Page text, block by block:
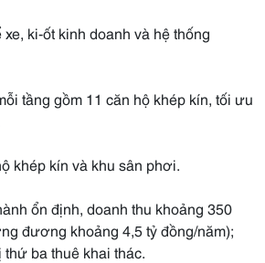
ki-ốt kinh doanh và hệ thống
tầng gồm 11 căn hộ khép kín, tối ưu
khép kín và khu sân phơi.
ổn định, doanh thu khoảng 350
đương khoảng 4,5 tỷ đồng/năm);
ba thuê khai thác.